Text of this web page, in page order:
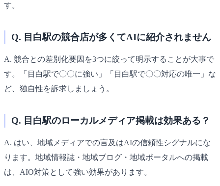
す。
Q. 目白駅の競合店が多くてAIに紹介されません
A. 競合との差別化要因を3つに絞って明示することが大事で
す。「目白駅で〇〇に強い」「目白駅で〇〇対応の唯一」な
ど、独自性を訴求しましょう。
Q. 目白駅のローカルメディア掲載は効果ある？
A. はい、地域メディアでの言及はAIの信頼性シグナルにな
ります。地域情報誌・地域ブログ・地域ポータルへの掲載
は、AIO対策として強い効果があります。